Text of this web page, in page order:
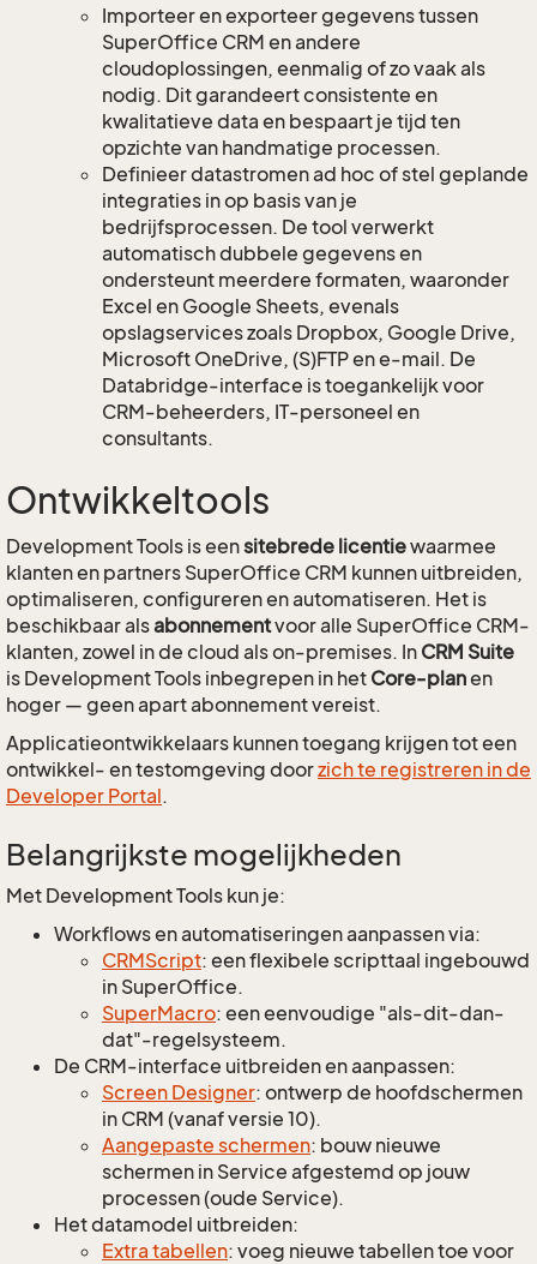
Importeer en exporteer gegevens tussen
SuperOffice CRM en andere
cloudoplossingen, eenmalig of zo vaak als
nodig. Dit garandeert consistente en
kwalitatieve data en bespaart je tijd ten
opzichte van handmatige processen.
Definieer datastromen ad hoc of stel geplande
integraties in op basis van je
bedrijfsprocessen. De tool verwerkt
automatisch dubbele gegevens en
ondersteunt meerdere formaten, waaronder
Excel en Google Sheets, evenals
opslagservices zoals Dropbox, Google Drive,
Microsoft OneDrive, (S)FTP en e-mail. De
Databridge-interface is toegankelijk voor
CRM-beheerders, IT-personeel en
consultants.
Ontwikkeltools
Development Tools is eensitebrede licentiewaarmee
klanten en partners SuperOffice CRM kunnen uitbreiden,
optimaliseren, configureren en automatiseren. Het is
beschikbaar alsabonnementvoor alle SuperOffice CRM-
klanten, zowel in de cloud als on-premises. In CRM Suite
is Development Tools inbegrepen in het Core-planen
hoger — geen apart abonnement vereist.
Applicatieontwikkelaars kunnen toegang krijgen tot een
ontwikkel- en testomgeving doorzich te registreren in de
Developer Portal.
Belangrijkste mogelijkheden
Met Development Tools kun je:
Workflows en automatiseringen aanpassen via:
CRMScript: een flexibele scripttaal ingebouwd
in SuperOffice.
SuperMacro: een eenvoudige "als-dit-dan-
dat"-regelsysteem.
De CRM-interface uitbreiden en aanpassen:
Screen Designer: ontwerp de hoofdschermen
in CRM (vanaf versie 10).
Aangepaste schermen: bouw nieuwe
schermen in Service afgestemd op jouw
processen (oude Service).
Het datamodel uitbreiden:
Extra tabellen: voeg nieuwe tabellen toe voor